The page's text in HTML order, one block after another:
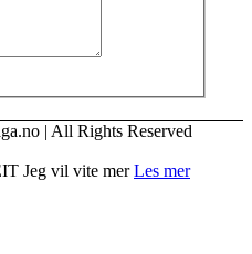
| All Rights Reserved
Jeg vil vite mer Les mer